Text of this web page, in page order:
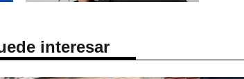
interesar